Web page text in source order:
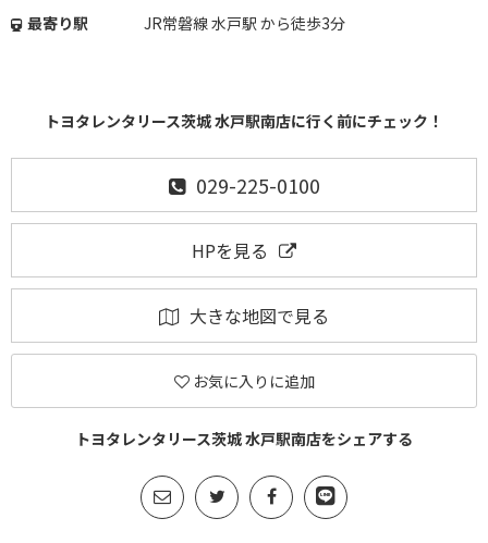
最寄り駅
JR常磐線 水戸駅 から徒歩3分
トヨタレンタリース茨城 水戸駅南店に行く前にチェック！
029-225-0100
HPを見る
大きな地図で見る
お気に入りに追加
トヨタレンタリース茨城 水戸駅南店をシェアする